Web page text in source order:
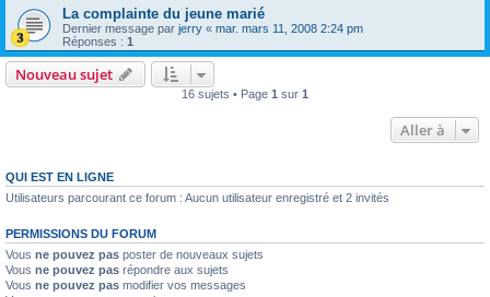
La complainte du jeune marié
Dernier message par jerry « mar. mars 11, 2008 2:24 pm
Réponses : 1
Nouveau sujet
16 sujets • Page 1 sur 1
Aller à
QUI EST EN LIGNE
Utilisateurs parcourant ce forum : Aucun utilisateur enregistré et 2 invités
PERMISSIONS DU FORUM
Vous ne pouvez pas poster de nouveaux sujets
Vous ne pouvez pas répondre aux sujets
Vous ne pouvez pas modifier vos messages